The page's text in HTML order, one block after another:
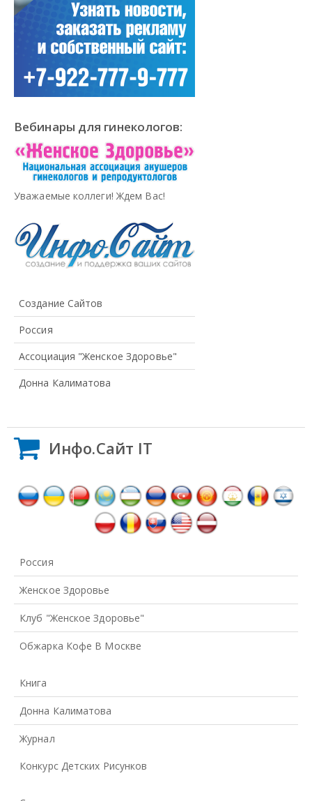
Вебинары для гинекологов:
Уважаемые коллеги! Ждем Вас!
Создание Сайтов
Россия
Ассоциация "Женское Здоровье"
Донна Калиматова
Инфо.Сайт IT
Россия
Женское Здоровье
Клуб "Женское Здоровье"
Обжарка Кофе В Москве
Книга
Донна Калиматова
Журнал
Конкурс Детских Рисунков